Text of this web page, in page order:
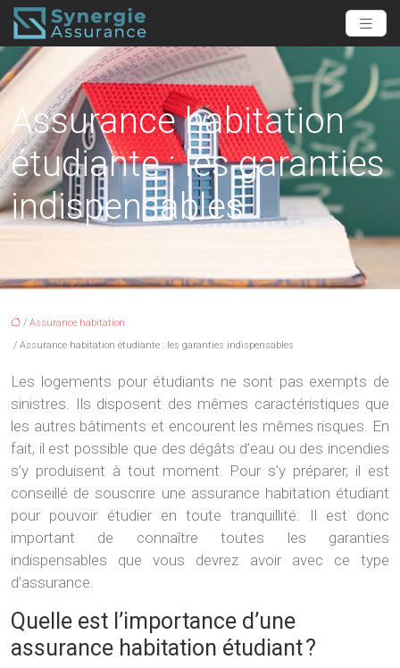
Assurance habitation
étudiante : les garanties
indispensables
/ Assurance habitation
/ Assurance habitation étudiante : les garanties indispensables
Les logements pour étudiants ne sont pas exempts de
sinistres. Ils disposent des mêmes caractéristiques que
les autres bâtiments et encourent les mêmes risques. En
fait, il est possible que des dégâts d’eau ou des incendies
s’y produisent à tout moment. Pour s’y préparer, il est
conseillé de souscrire une assurance habitation étudiant
pour pouvoir étudier en toute tranquillité. Il est donc
important de connaître toutes les garanties
indispensables que vous devrez avoir avec ce type
d’assurance.
Quelle est l’importance d’une
assurance habitation étudiant ?